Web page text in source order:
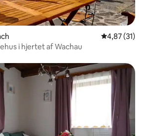
4,87 ud af 5
4,87 (31)
i hjertet af Wachau